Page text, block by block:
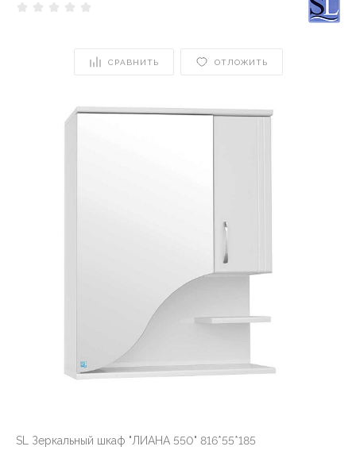
СРАВНИТЬ ОТЛОЖИТЬ
SL Зеркальный шкаф "ЛИАНА 550" 816*55*185